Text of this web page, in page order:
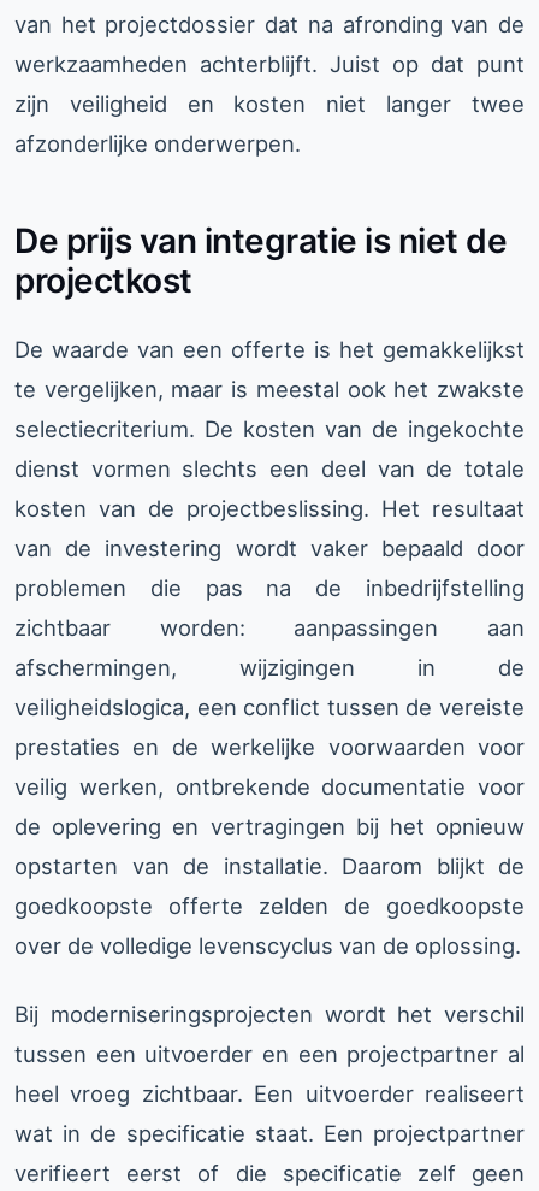
van het projectdossier dat na afronding van de
werkzaamheden achterblijft. Juist op dat punt
zijn veiligheid en kosten niet langer twee
afzonderlijke onderwerpen.
De prijs van integratie is niet de
projectkost
De waarde van een offerte is het gemakkelijkst
te vergelijken, maar is meestal ook het zwakste
selectiecriterium. De kosten van de ingekochte
dienst vormen slechts een deel van de totale
kosten van de projectbeslissing. Het resultaat
van de investering wordt vaker bepaald door
problemen die pas na de inbedrijfstelling
zichtbaar worden: aanpassingen aan
afschermingen, wijzigingen in de
veiligheidslogica, een conflict tussen de vereiste
prestaties en de werkelijke voorwaarden voor
veilig werken, ontbrekende documentatie voor
de oplevering en vertragingen bij het opnieuw
opstarten van de installatie. Daarom blijkt de
goedkoopste offerte zelden de goedkoopste
over de volledige levenscyclus van de oplossing.
Bij moderniseringsprojecten wordt het verschil
tussen een uitvoerder en een projectpartner al
heel vroeg zichtbaar. Een uitvoerder realiseert
wat in de specificatie staat. Een projectpartner
verifieert eerst of die specificatie zelf geen